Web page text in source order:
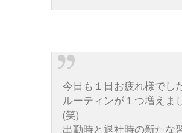
今日も１日お疲れ様でした
ルーティンが１つ増えま
(笑)
出勤時と退社時の新たな